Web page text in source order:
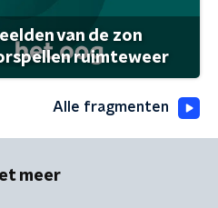
van de zon
ruimteweer
Alle fragmenten
meer